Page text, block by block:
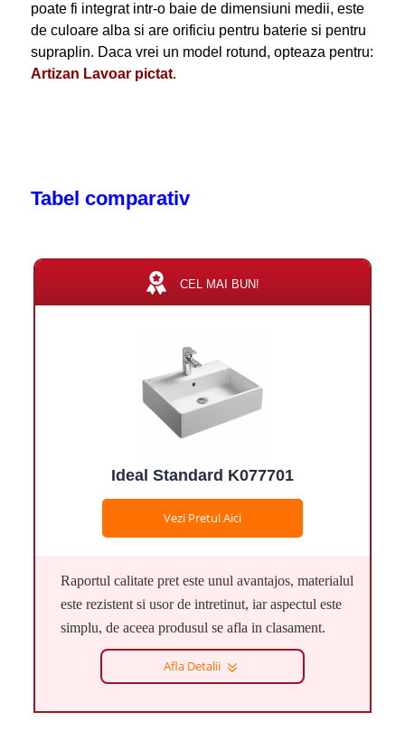
poate fi integrat intr-o baie de dimensiuni medii, este
de culoare alba si are orificiu pentru baterie si pentru
supraplin. Daca vrei un model rotund, opteaza pentru:
Artizan Lavoar pictat.
Tabel comparativ
CEL MAI BUN!
Ideal Standard K077701
Vezi Pretul Aici
Raportul calitate pret este unul avantajos, materialul
este rezistent si usor de intretinut, iar aspectul este
simplu, de aceea produsul se afla in clasament.
Afla Detalii